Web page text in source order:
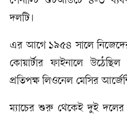
দলটি।
এর আগে ১৯৫৪ সালে নিজেদের
কোয়ার্টার ফাইনালে
প্রতিপক্ষ লিওনেল মেসির
ম্যাচের শুরু থেকেই দুই দলের